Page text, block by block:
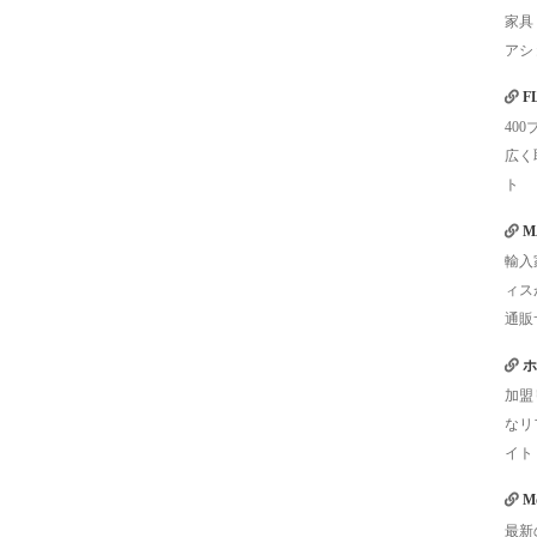
家具
ア
400
広
ト
輸入
ィ
通販
加
な
イト
最新